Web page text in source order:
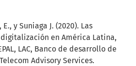
y Suniaga J. (2020). Las
en América Latina,
LAC, Banco de desarrollo de
Advisory Services.